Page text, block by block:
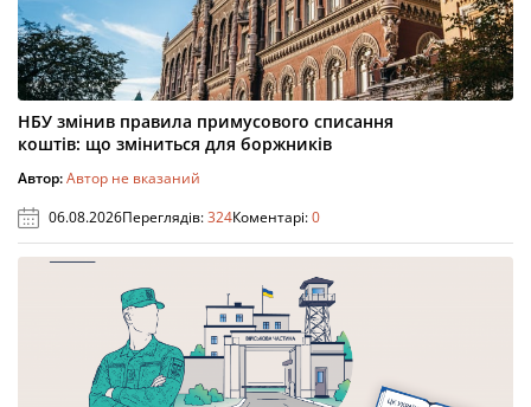
НБУ змінив правила примусового списання
коштів: що зміниться для боржників
Автор:Автор не вказаний
06.08.2026Переглядів:324Коментарі:0